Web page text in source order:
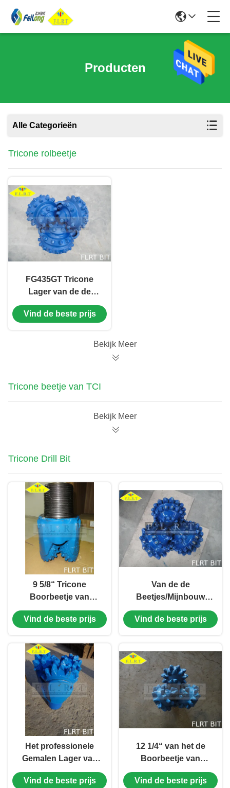
Producten
Alle Categorieën
Tricone rolbeetje
FG435GT Tricone
Lager van de de
Beetjes Verzegelde
Rol van de Rotsrol
Vind de beste prijs
Bekijk Meer
Tricone beetje van TCI
Bekijk Meer
Tricone Drill Bit
9 5/8“ Tricone
Boorbeetje van
FSA517GT/Drie
Kegelbeetje met het In
Snijder
Vind de beste prijs
Van de de
Beetjes/Mijnbouw
Boor van de
olieveldboor de
Maatbescherming
Vind de beste prijs
Het professionele
Gemalen Lager van
de het Beetje
Verzegelde Rol van
Vind de beste prijs
12 1/4“ van het de
Boorbeetje van
FSG125G Tricone
Verzegeld Rollager
Vind de beste prijs